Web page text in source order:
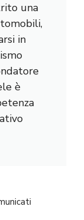
una
in
è